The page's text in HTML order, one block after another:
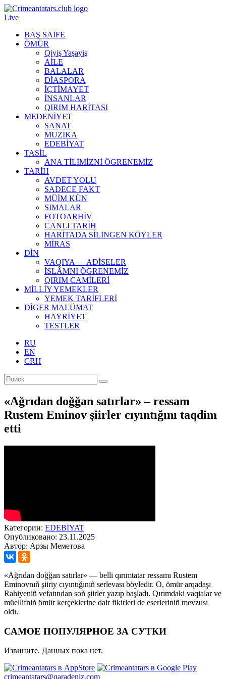
Live
BAŞ SAİFE
ÖMÜR
Qiyiş Yaşayiş
AİLE
BALALAR
DİASPORA
İÇTİMAYET
İNSANLAR
QIRIM HARİTASI
MEDENİYET
SANAT
MUZIKA
EDEBİYAT
TASİL
ANA TİLİMİZNİ ÖGRENEMİZ
TARİH
AVDET YOLU
SADECE FAKT
MÜİM KÜN
SIMАLAR
FOTOARHİV
CANLI TARİH
HARİTADA SİLİNGEN KÖYLER
MİRAS
DİN
VAQIYA — ADİSELER
İSLÂMNI ÖGRENEMİZ
QIRIM CAMİLERİ
MİLLİY YEMEKLER
YEMEK TARİFLERİ
DİGER MALÜMAT
HAYRİYET
TESTLER
RU
EN
CRH
«Ağrıdan doğğan satırlar» – ressam
Rustem Eminov şiirler cıyıntığını taqdim
etti
Категории: EDEBİYAT
Опубликовано: 23.11.2025
Автор: Арзы Меметова
«Ağrıdan doğğan satırlar» — belli qırımtatar ressamı Rustem
Eminovnıñ şiiriy cıyıntığınıñ serlevası böyledir. O, ömür arqadaşı
Rahiyeniñ vefatından soñ şiirler yazıp başladı. Qırımdaki vaqialar ve
müellifniñ ömür kerçeklerine dair fikirleri de eserleriniñ mevzusı
oldı.
САМОЕ ПОПУЛЯРНОЕ ЗА СУТКИ
Извините. Данных пока нет.
crimeantatars@qaradeniz.com